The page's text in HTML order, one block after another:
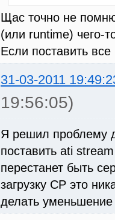
Щас точно не
(или runtime) чего-
Если поставить
31-03-2011
19:56:05)
Я решил проблему
поставить ati
перестанет быть
загрузку CP это
делать